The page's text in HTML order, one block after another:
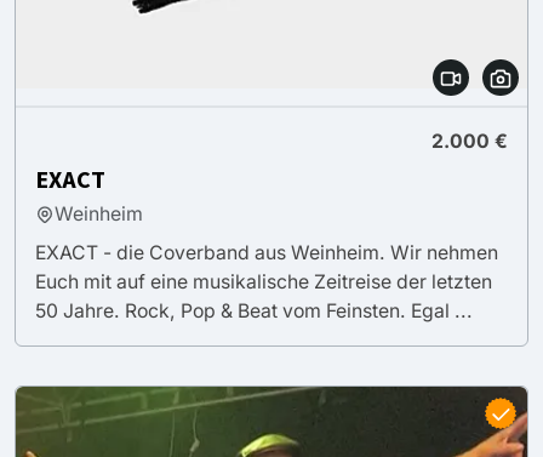
2.000 €
EXACT
Weinheim
EXACT - die Coverband aus Weinheim. Wir nehmen
Euch mit auf eine musikalische Zeitreise der letzten
50 Jahre. Rock, Pop & Beat vom Feinsten. Egal ...